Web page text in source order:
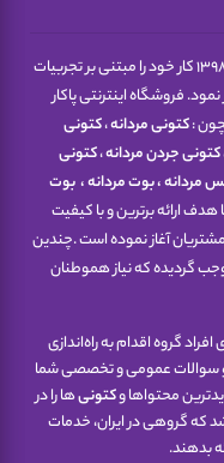
که در سال 1398 کار خود را مبتنی بر تجربیات
فروشگاه اینترنتی پاکار
:کتونی مردانه،کتونی
کتونی جردن مردانه،کتونی
مردانه،بوت مردانه،بوت
هدف ارائه برترین و با کیفیت
آغاز نموده است .چندین
گردیده که نیاز هموطنان
گروه اقدام به راه‌اندازی
سوالات عمومی و تخصصی شما
محتواها وکتونیها را در
که گروهی در ایران، خدمات
بدهند.